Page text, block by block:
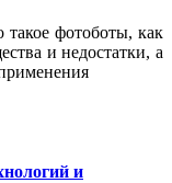
фотоботы, как
и недостатки, а
и